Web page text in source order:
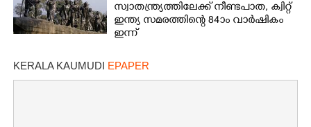
സ്വാതന്ത്ര്യത്തിലേക്ക് നീണ്ടപാത, ക്വിറ്റ്
ഇന്ത്യ സമരത്തിന്റെ 84ാം വാർഷികം
ഇന്ന്
KERALA KAUMUDI EPAPER